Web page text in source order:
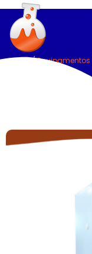
Home/Equipamentos